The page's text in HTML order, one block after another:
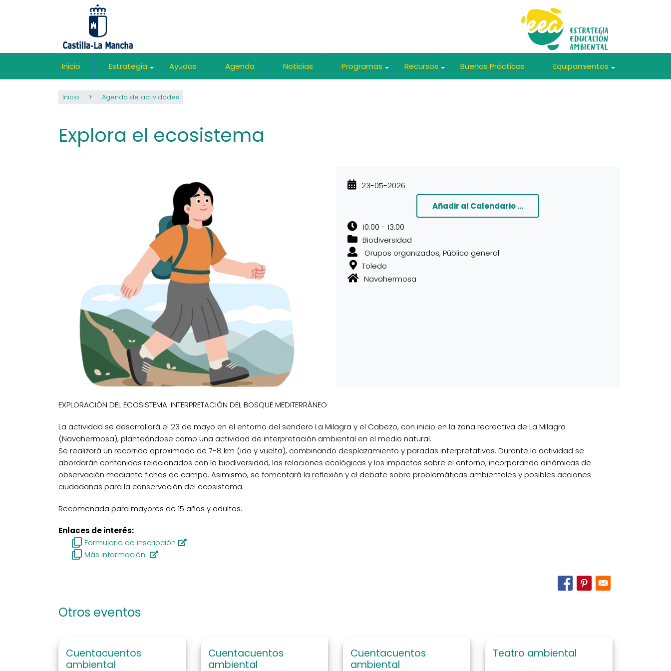
Inicio +
Estrategia Ayudas Agenda Noticias +
Programas +
Recursos Buenas Prácticas +
Equipamientos
Inicio Agenda de actividades
Explora el ecosistema
23-05-2026
Añadir al Calendario ...
10:00 - 13:00
Biodiversidad
Grupos organizados Público general
Toledo
Navahermosa
EXPLORACIÓN DEL ECOSISTEMA: INTERPRETACIÓN DEL BOSQUE MEDITERRÁNEO
La actividad se desarrollará el 23 de mayo en el entorno del sendero La Milagra y el Cabezo, con inicio en la zona recreativa de La Milagra
(Navahermosa), planteándose como una actividad de interpretación ambiental en el medio natural.
Se realizará un recorrido aproximado de 7-8 km (ida y vuelta), combinando desplazamiento y paradas interpretativas. Durante la actividad se
abordarán contenidos relacionados con la biodiversidad, las relaciones ecológicas y los impactos sobre el entorno, incorporando dinámicas de
observación mediante fichas de campo. Asimismo, se fomentará la reflexión y el debate sobre problemáticas ambientales y posibles acciones
ciudadanas para la conservación del ecosistema.
Recomenada para mayores de 15 años y adultos.
Enlaces de interés:
Formulario de inscripción
Más información
Otros eventos
Cuentacuentos
ambiental
Cuentacuentos
ambiental
Cuentacuentos
ambiental
Teatro ambiental